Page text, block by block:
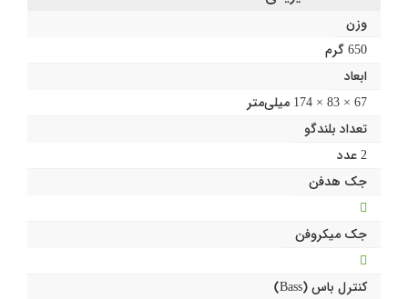
وزن
650 گرم
ابعاد
67 × 83 × 174 میلی‌متر
تعداد بلندگو
2 عدد
جک هدفن
جک میکروفن
کنترل باس (Bass)